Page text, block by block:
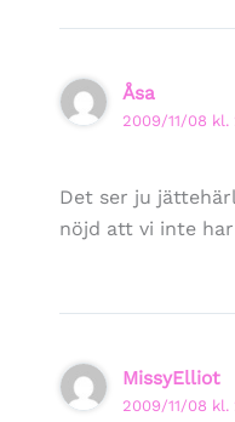
Åsa
2009/11/08 kl.
Det ser ju
nöjd att vi inte
MissyElliot
2009/11/08 kl.